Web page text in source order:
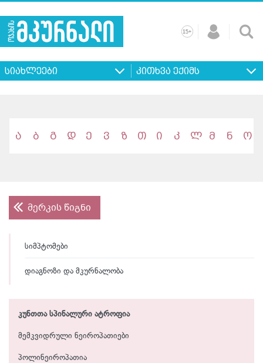
შესახებ ხშირად
კითხვები
15+
სიახლეები კითხვა ექიმს
ა ბ გ დ ე ვ ზ თ ი კ ლ მ ნ ო
მერკის წიგნი
სიმპტომები
დიაგნოზი და მკურნალობა
კუნთთა სპინალური ატროფია
მემკვიდრული ნეიროპათიები
პოლინეიროპათია